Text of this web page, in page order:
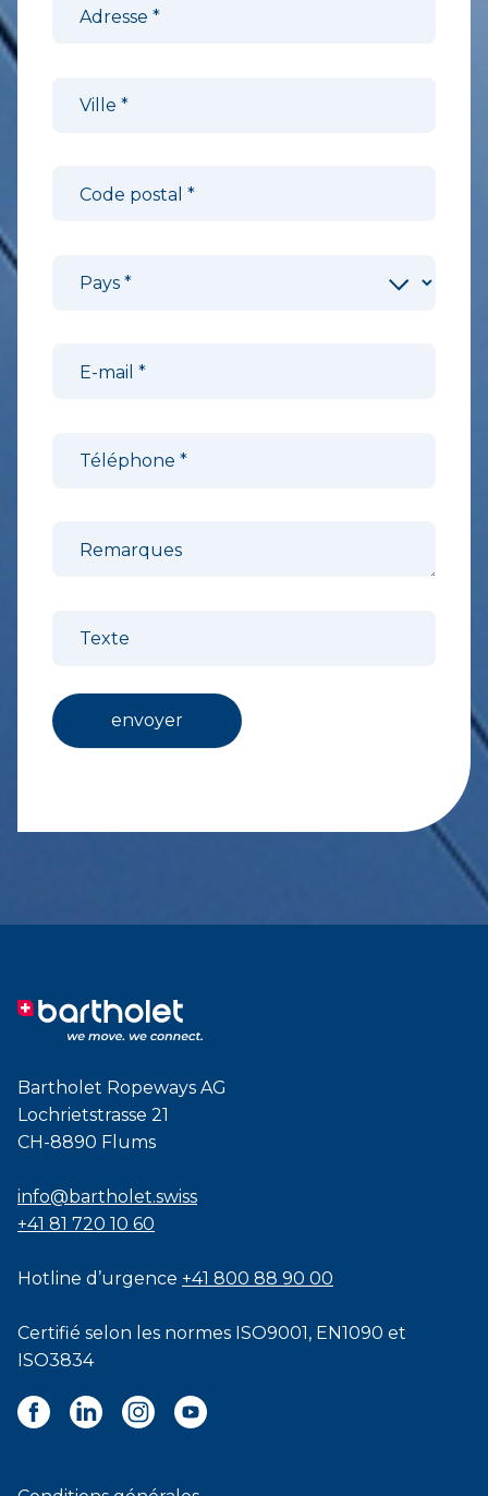
Adresse *
Ville *
Code postal *
Pays *
E-mail *
Téléphone *
Remarques
Texte
envoyer
Bartholet Ropeways AG
Lochrietstrasse 21
CH-8890 Flums
info@bartholet.swiss
+41 81 720 10 60
Hotline d’urgence +41 800 88 90 00
Certifié selon les normes ISO9001, EN1090 et
ISO3834